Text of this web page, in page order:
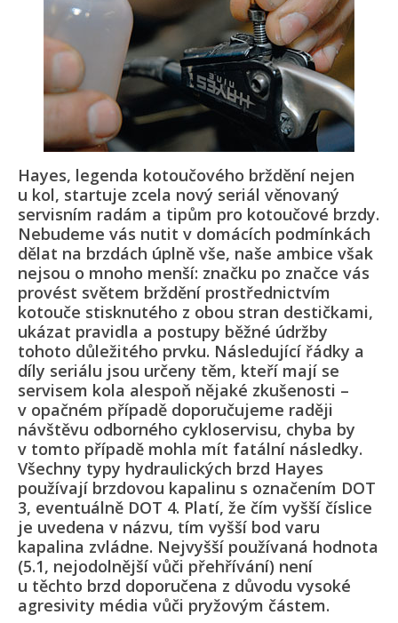
Hayes, legenda kotoučového brždění nejen
u kol, startuje zcela nový seriál věnovaný
servisním radám a tipům pro kotoučové brzdy.
Nebudeme vás nutit v domácích podmínkách
dělat na brzdách úplně vše, naše ambice však
nejsou o mnoho menší: značku po značce vás
provést světem brždění prostřednictvím
kotouče stisknutého z obou stran destičkami,
ukázat pravidla a postupy běžné údržby
tohoto důležitého prvku. Následující řádky a
díly seriálu jsou určeny těm, kteří mají se
servisem kola alespoň nějaké zkušenosti –
v opačném případě doporučujeme raději
návštěvu odborného cykloservisu, chyba by
v tomto případě mohla mít fatální následky.
Všechny typy hydraulických brzd Hayes
používají brzdovou kapalinu s označením DOT
3, eventuálně DOT 4. Platí, že čím vyšší číslice
je uvedena v názvu, tím vyšší bod varu
kapalina zvládne. Nejvyšší používaná hodnota
(5.1, nejodolnější vůči přehřívání) není
u těchto brzd doporučena z důvodu vysoké
agresivity média vůči pryžovým částem.